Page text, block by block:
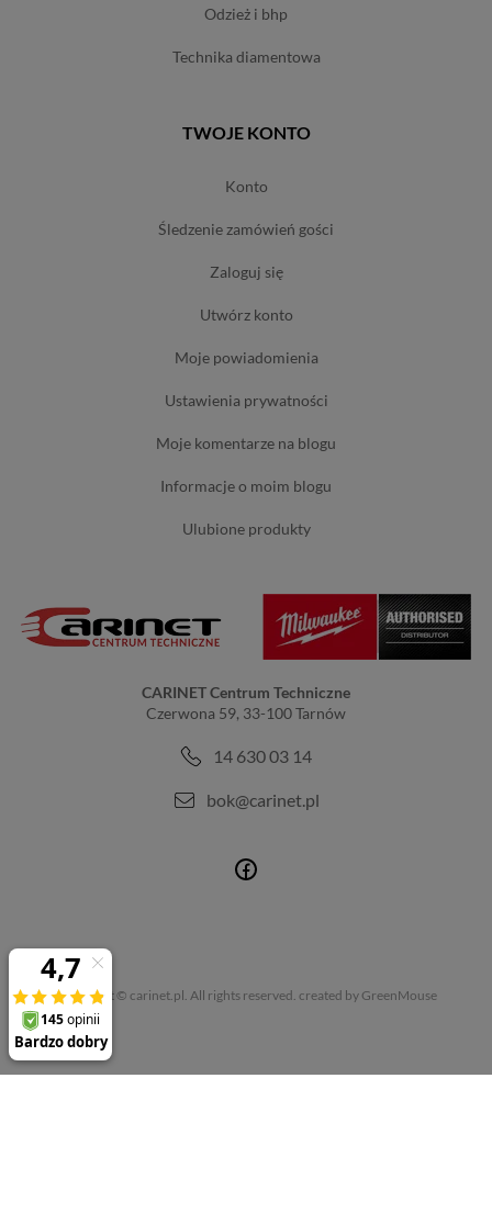
odzież i bhp
technika diamentowa
TWOJE KONTO
konto
śledzenie zamówień gości
zaloguj się
utwórz konto
moje powiadomienia
ustawienia prywatności
moje komentarze na blogu
informacje o moim blogu
ulubione produkty
CARINET Centrum Techniczne
Czerwona 59, 33-100 Tarnów
14 630 03 14
bok@carinet.pl
Copyright © carinet.pl. All rights reserved. created by GreenMouse